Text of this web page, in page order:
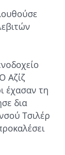
Αζίζ
έχασαν τη
δια
Τσιλέρ